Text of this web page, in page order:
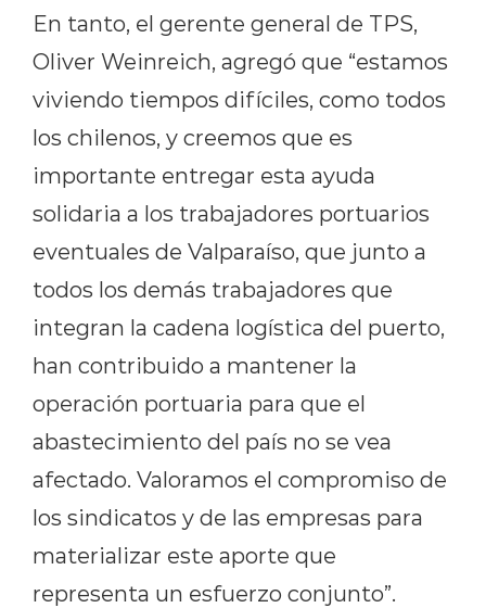
En tanto, el gerente general de TPS,
Oliver Weinreich, agregó que “estamos
viviendo tiempos difíciles, como todos
los chilenos, y creemos que es
importante entregar esta ayuda
solidaria a los trabajadores portuarios
eventuales de Valparaíso, que junto a
todos los demás trabajadores que
integran la cadena logística del puerto,
han contribuido a mantener la
operación portuaria para que el
abastecimiento del país no se vea
afectado. Valoramos el compromiso de
los sindicatos y de las empresas para
materializar este aporte que
representa un esfuerzo conjunto”.